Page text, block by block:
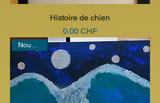
Histoire de chien
Prix
0.00 CHF